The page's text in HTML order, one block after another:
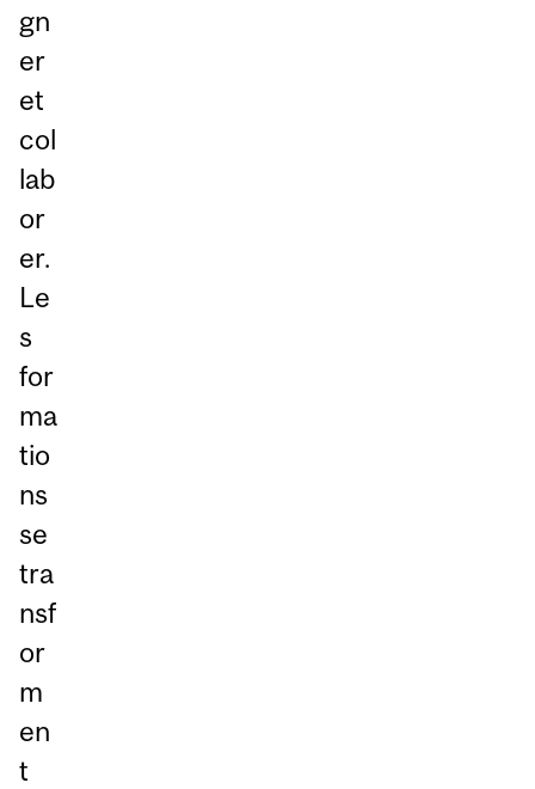
gn
er
et
col
lab
or
er.
Le
s
for
ma
tio
ns
se
tra
nsf
or
m
en
t